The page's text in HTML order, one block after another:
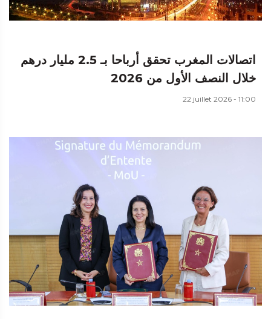
اتصالات المغرب تحقق أرباحا بـ 2.5 مليار درهم
خلال النصف الأول من 2026
22 juillet 2026 - 11:00